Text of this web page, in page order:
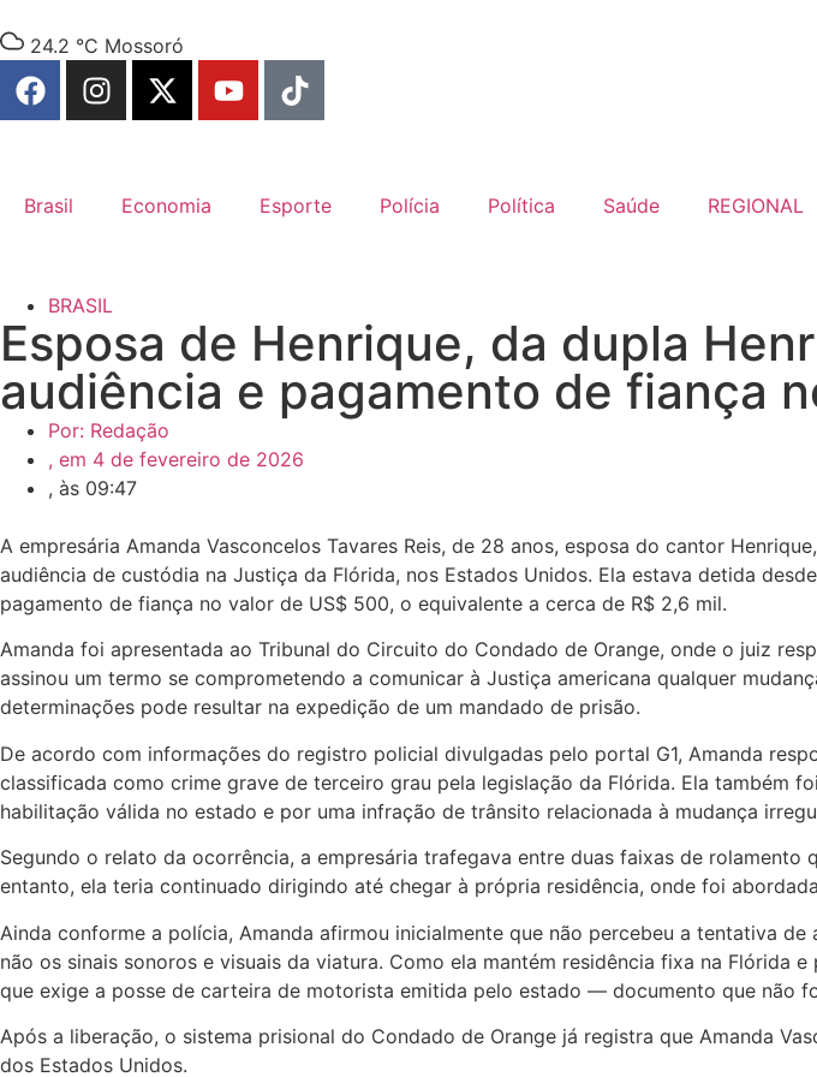
24.2 °C Mossoró
Brasil Economia Esporte Polícia Política Saúde REGIONAL
BRASIL
Esposa de Henrique, da dupla
audiência e pagamento de fiança
Por: Redação
, em 4 de fevereiro de 2026
, às 09:47
A empresária Amanda Vasconcelos Tavares Reis, de 28 anos, esposa do cantor
audiência de custódia na Justiça da Flórida, nos Estados Unidos. Ela estava detida
pagamento de fiança no valor de US$ 500, o equivalente a cerca de R$ 2,6 mil.
Amanda foi apresentada ao Tribunal do Circuito do Condado de Orange, onde o juiz
assinou um termo se comprometendo a comunicar à Justiça americana qualquer
determinações pode resultar na expedição de um mandado de prisão.
De acordo com informações do registro policial divulgadas pelo portal G1, Amanda
classificada como crime grave de terceiro grau pela legislação da Flórida. Ela também
habilitação válida no estado e por uma infração de trânsito relacionada à mudança
Segundo o relato da ocorrência, a empresária trafegava entre duas faixas de
entanto, ela teria continuado dirigindo até chegar à própria residência, onde foi
Ainda conforme a polícia, Amanda afirmou inicialmente que não percebeu a tentativa
não os sinais sonoros e visuais da viatura. Como ela mantém residência fixa na
que exige a posse de carteira de motorista emitida pelo estado — documento que não
Após a liberação, o sistema prisional do Condado de Orange já registra que Amanda
dos Estados Unidos.